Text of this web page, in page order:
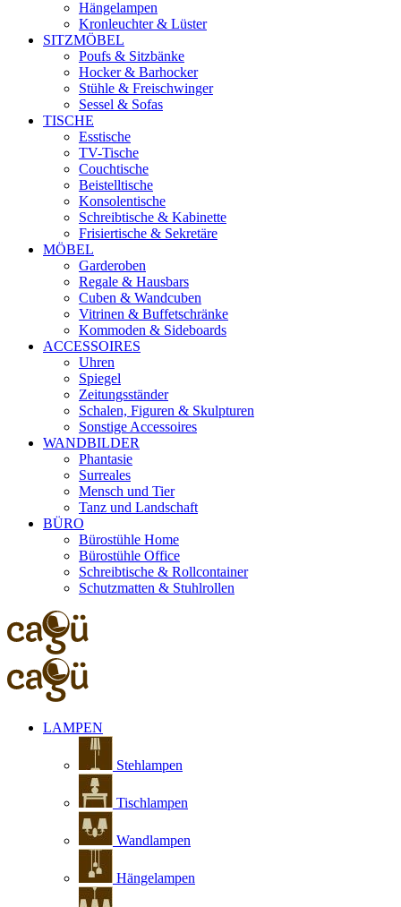
Hängelampen
Kronleuchter & Lüster
SITZMÖBEL
Poufs & Sitzbänke
Hocker & Barhocker
Stühle & Freischwinger
Sessel & Sofas
TISCHE
Esstische
TV-Tische
Couchtische
Beistelltische
Konsolentische
Schreibtische & Kabinette
Frisiertische & Sekretäre
MÖBEL
Garderoben
Regale & Hausbars
Cuben & Wandcuben
Vitrinen & Buffetschränke
Kommoden & Sideboards
ACCESSOIRES
Uhren
Spiegel
Zeitungsständer
Schalen, Figuren & Skulpturen
Sonstige Accessoires
WANDBILDER
Phantasie
Surreales
Mensch und Tier
Tanz und Landschaft
BÜRO
Bürostühle Home
Bürostühle Office
Schreibtische & Rollcontainer
Schutzmatten & Stuhlrollen
LAMPEN
Stehlampen
Tischlampen
Wandlampen
Hängelampen